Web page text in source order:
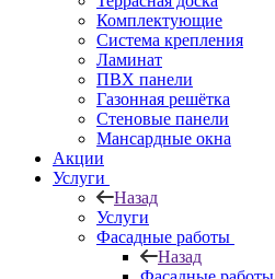
Комплектующие
Система крепления
Ламинат
ПВХ панели
Газонная решётка
Стеновые панели
Мансардные окна
Акции
Услуги
Назад
Услуги
Фасадные работы
Назад